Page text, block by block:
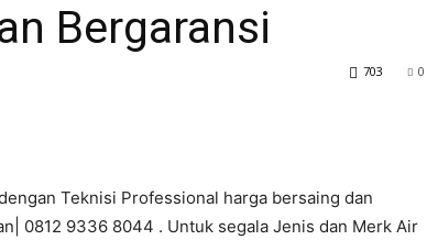
Bergaransi
0
703
Teknisi Professional harga bersaing dan
0812 9336 8044 . Untuk segala Jenis dan Merk Air